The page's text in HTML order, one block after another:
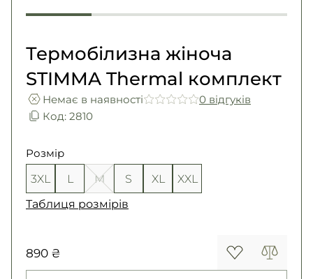
Повернення та обмін
Термобілизна жіноча
STIMMA Thermal комплект
Немає в наявності
0 вiдгукiв
Код: 2810
Розмір
3XL L M S XL
XXL
Таблиця розмірів
890 ₴